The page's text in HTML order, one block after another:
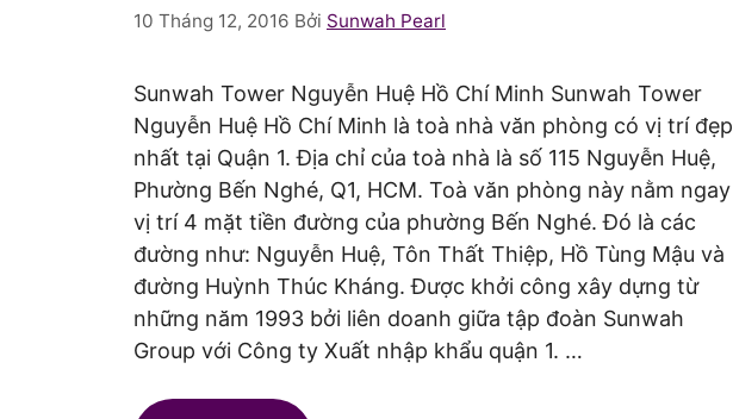
10 Tháng 12, 2016 Bởi Sunwah Pearl
Sunwah Tower Nguyễn Huệ Hồ Chí Minh Sunwah Tower
Nguyễn Huệ Hồ Chí Minh là toà nhà văn phòng có vị trí đẹp
nhất tại Quận 1. Địa chỉ của toà nhà là số 115 Nguyễn Huệ,
Phường Bến Nghé, Q1, HCM. Toà văn phòng này nằm ngay
vị trí 4 mặt tiền đường của phường Bến Nghé. Đó là các
đường như: Nguyễn Huệ, Tôn Thất Thiệp, Hồ Tùng Mậu và
đường Huỳnh Thúc Kháng. Được khởi công xây dựng từ
những năm 1993 bởi liên doanh giữa tập đoàn Sunwah
Group với Công ty Xuất nhập khẩu quận 1. …